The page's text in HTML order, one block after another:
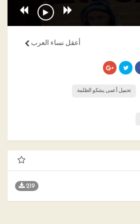
أعقل نساء العرب
تحميل أعمى يشكو الظلمة
219